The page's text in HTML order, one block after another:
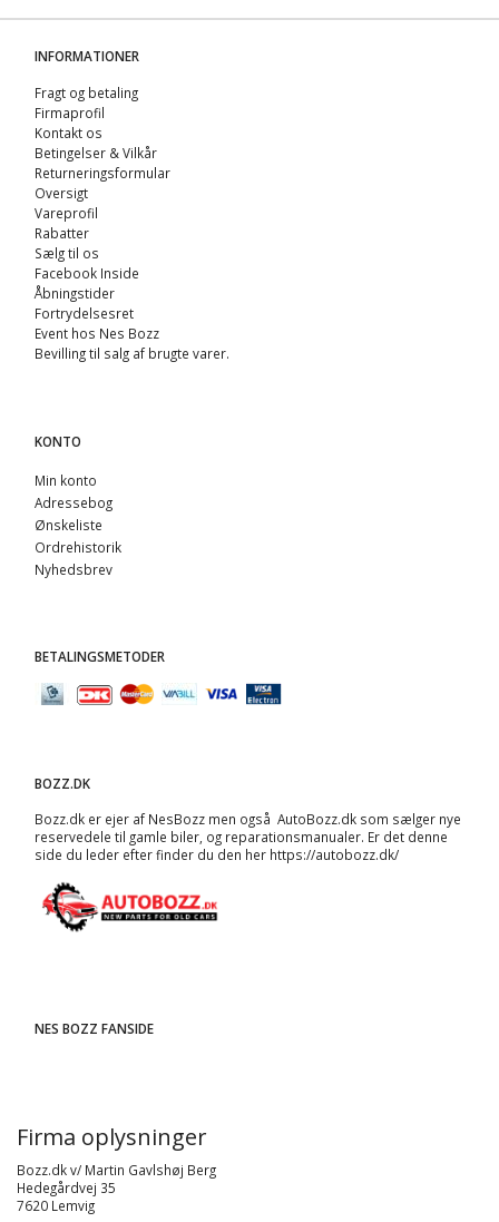
INFORMATIONER
Fragt og betaling
Firmaprofil
Kontakt os
Betingelser & Vilkår
Returneringsformular
Oversigt
Vareprofil
Rabatter
Sælg til os
Facebook Inside
Åbningstider
Fortrydelsesret
Event hos Nes Bozz
Bevilling til salg af brugte varer.
KONTO
Min konto
Adressebog
Ønskeliste
Ordrehistorik
Nyhedsbrev
BETALINGSMETODER
BOZZ.DK
Bozz.dk er ejer af NesBozz men også AutoBozz.dk som sælger nye
reservedele til gamle biler, og reparationsmanualer. Er det denne
side du leder efter finder du den her https://autobozz.dk/
NES BOZZ FANSIDE
Firma oplysninger
Bozz.dk v/ Martin Gavlshøj Berg
Hedegårdvej 35
7620 Lemvig